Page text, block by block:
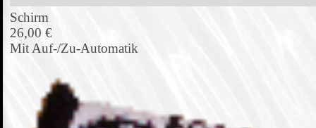
Schirm
26,00 €
Mit Auf-/Zu-Automatik